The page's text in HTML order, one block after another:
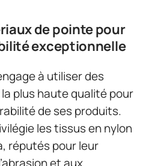
de pointe pour
exceptionnelle
à utiliser des
plus haute qualité pour
de ses produits.
les tissus en nylon
réputés pour leur